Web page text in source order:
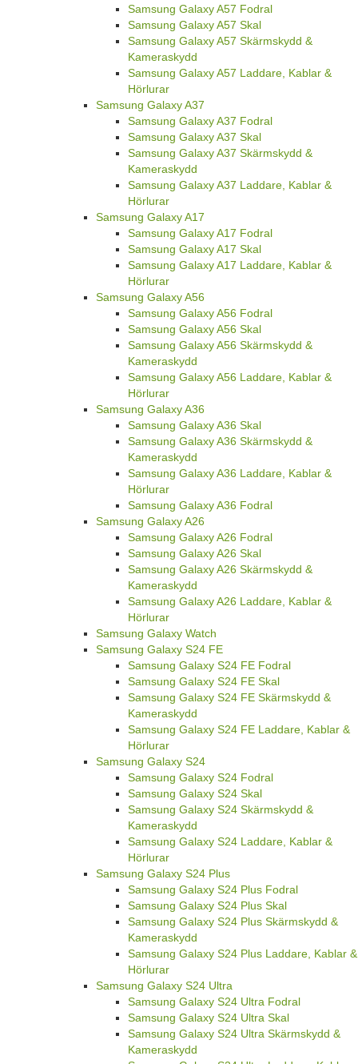
Samsung Galaxy A57 Fodral
Samsung Galaxy A57 Skal
Samsung Galaxy A57 Skärmskydd &
Kameraskydd
Samsung Galaxy A57 Laddare, Kablar &
Hörlurar
Samsung Galaxy A37
Samsung Galaxy A37 Fodral
Samsung Galaxy A37 Skal
Samsung Galaxy A37 Skärmskydd &
Kameraskydd
Samsung Galaxy A37 Laddare, Kablar &
Hörlurar
Samsung Galaxy A17
Samsung Galaxy A17 Fodral
Samsung Galaxy A17 Skal
Samsung Galaxy A17 Laddare, Kablar &
Hörlurar
Samsung Galaxy A56
Samsung Galaxy A56 Fodral
Samsung Galaxy A56 Skal
Samsung Galaxy A56 Skärmskydd &
Kameraskydd
Samsung Galaxy A56 Laddare, Kablar &
Hörlurar
Samsung Galaxy A36
Samsung Galaxy A36 Skal
Samsung Galaxy A36 Skärmskydd &
Kameraskydd
Samsung Galaxy A36 Laddare, Kablar &
Hörlurar
Samsung Galaxy A36 Fodral
Samsung Galaxy A26
Samsung Galaxy A26 Fodral
Samsung Galaxy A26 Skal
Samsung Galaxy A26 Skärmskydd &
Kameraskydd
Samsung Galaxy A26 Laddare, Kablar &
Hörlurar
Samsung Galaxy Watch
Samsung Galaxy S24 FE
Samsung Galaxy S24 FE Fodral
Samsung Galaxy S24 FE Skal
Samsung Galaxy S24 FE Skärmskydd &
Kameraskydd
Samsung Galaxy S24 FE Laddare, Kablar &
Hörlurar
Samsung Galaxy S24
Samsung Galaxy S24 Fodral
Samsung Galaxy S24 Skal
Samsung Galaxy S24 Skärmskydd &
Kameraskydd
Samsung Galaxy S24 Laddare, Kablar &
Hörlurar
Samsung Galaxy S24 Plus
Samsung Galaxy S24 Plus Fodral
Samsung Galaxy S24 Plus Skal
Samsung Galaxy S24 Plus Skärmskydd &
Kameraskydd
Samsung Galaxy S24 Plus Laddare, Kablar &
Hörlurar
Samsung Galaxy S24 Ultra
Samsung Galaxy S24 Ultra Fodral
Samsung Galaxy S24 Ultra Skal
Samsung Galaxy S24 Ultra Skärmskydd &
Kameraskydd